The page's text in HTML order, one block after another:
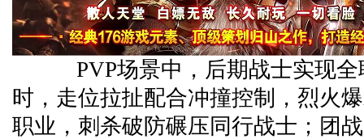
PVP场景中，后期战士实现全
时，走位拉扯配合冲撞控制，烈火
职业，刺杀破防碾压同行战士；团